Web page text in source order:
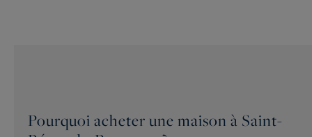
Pourquoi acheter une maison à Saint-